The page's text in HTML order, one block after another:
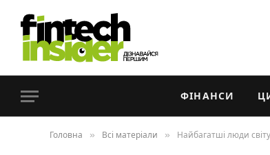
ФІНАНСИ
Головна » Всі матеріали » Найбагатші люди